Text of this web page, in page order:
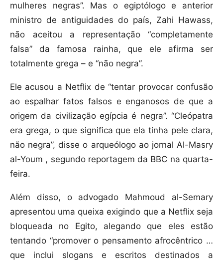
mulheres negras”. Mas o egiptólogo e anterior
ministro de antiguidades do país, Zahi Hawass,
não aceitou a representação “completamente
falsa” da famosa rainha, que ele afirma ser
totalmente grega – e “não negra”.
Ele acusou a Netflix de “tentar provocar confusão
ao espalhar fatos falsos e enganosos de que a
origem da civilização egípcia é negra”. “Cleópatra
era grega, o que significa que ela tinha pele clara,
não negra”, disse o arqueólogo ao jornal Al-Masry
al-Youm , segundo reportagem da BBC na quarta-
feira.
Além disso, o advogado Mahmoud al-Semary
apresentou uma queixa exigindo que a Netflix seja
bloqueada no Egito, alegando que eles estão
tentando “promover o pensamento afrocêntrico …
que inclui slogans e escritos destinados a